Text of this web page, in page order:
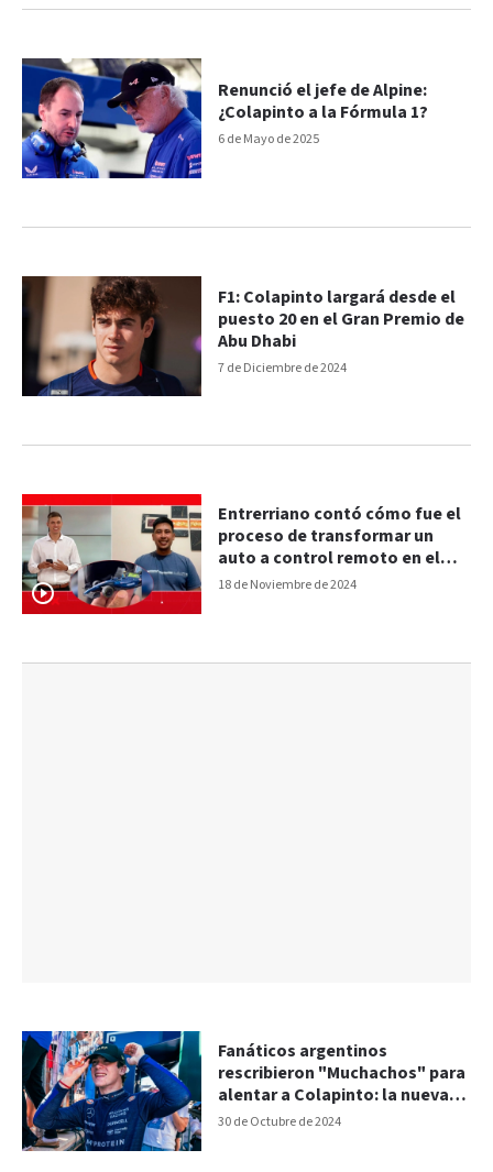
6 de Mayo de 2025
Renunció el jefe de Alpine:
¿Colapinto a la Fórmula 1?
7 de Diciembre de 2024
F1: Colapinto largará desde el
puesto 20 en el Gran Premio de
Abu Dhabi
18 de Noviembre de 2024
Entrerriano contó cómo fue el
proceso de transformar un
auto a control remoto en el
Williams de Colapinto
30 de Octubre de 2024
Fanáticos argentinos
rescribieron "Muchachos" para
alentar a Colapinto: la nueva
letra